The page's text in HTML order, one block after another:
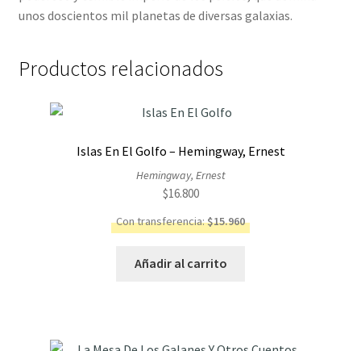
unos doscientos mil planetas de diversas galaxias.
Productos relacionados
Islas En El Golfo – Hemingway, Ernest
Hemingway, Ernest
$16.800
Con transferencia:$15.960
Añadir al carrito